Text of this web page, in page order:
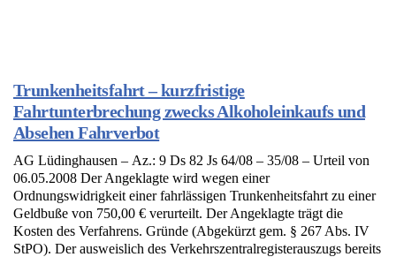
Trunkenheitsfahrt – kurzfristige
Fahrtunterbrechung zwecks Alkoholeinkaufs und
Absehen Fahrverbot
AG Lüdinghausen – Az.: 9 Ds 82 Js 64/08 – 35/08 – Urteil von
06.05.2008 Der Angeklagte wird wegen einer
Ordnungswidrigkeit einer fahrlässigen Trunkenheitsfahrt zu einer
Geldbuße von 750,00 € verurteilt. Der Angeklagte trägt die
Kosten des Verfahrens. Gründe (Abgekürzt gem. § 267 Abs. IV
StPO). Der ausweislich des Verkehrszentralregisterauszugs bereits